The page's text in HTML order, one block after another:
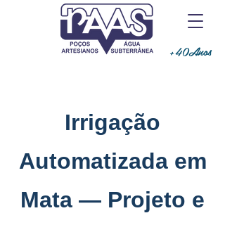
+40Anos
Irrigação
Automatizada em
Mata — Projeto e